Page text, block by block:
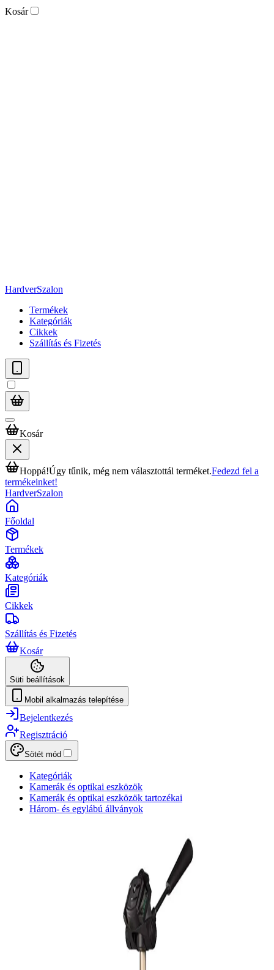
Kosár
HardverSzalon
Termékek
Kategóriák
Cikkek
Szállítás és Fizetés
Kosár
Hoppá!Úgy tűnik, még nem választottál terméket.Fedezd fel a
termékeinket!
HardverSzalon
Főoldal
Termékek
Kategóriák
Cikkek
Szállítás és Fizetés
Kosár
Süti beállítások
Mobil alkalmazás telepítése
Bejelentkezés
Regisztráció
Sötét mód
Kategóriák
Kamerák és optikai eszközök
Kamerák és optikai eszközök tartozékai
Három- és egylábú állványok